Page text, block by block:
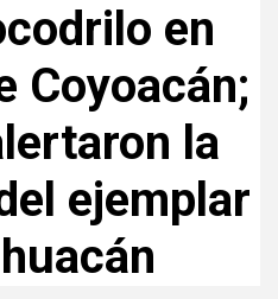
en
Coyoacán;
la
ejemplar